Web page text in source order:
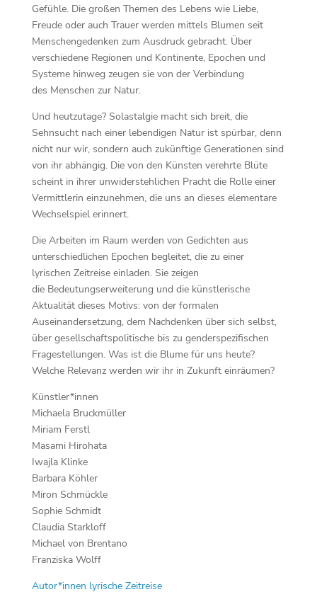
Gefühle. Die großen Themen des Lebens wie Liebe,
Freude oder auch Trauer werden mittels Blumen seit
Menschengedenken zum Ausdruck gebracht. Über
verschiedene Regionen und Kontinente, Epochen und
Systeme hinweg zeugen sie von der Verbindung
des Menschen zur Natur.
Und heutzutage? Solastalgie macht sich breit, die
Sehnsucht nach einer lebendigen Natur ist spürbar, denn
nicht nur wir, sondern auch zukünftige Generationen sind
von ihr abhängig. Die von den Künsten verehrte Blüte
scheint in ihrer unwiderstehlichen Pracht die Rolle einer
Vermittlerin einzunehmen, die uns an dieses elementare
Wechselspiel erinnert.
Die Arbeiten im Raum werden von Gedichten aus
unterschiedlichen Epochen begleitet, die zu einer
lyrischen Zeitreise einladen. Sie zeigen
die Bedeutungserweiterung und die künstlerische
Aktualität dieses Motivs: von der formalen
Auseinandersetzung, dem Nachdenken über sich selbst,
über gesellschaftspolitische bis zu genderspezifischen
Fragestellungen. Was ist die Blume für uns heute?
Welche Relevanz werden wir ihr in Zukunft einräumen?
Künstler*innen
Michaela Bruckmüller
Miriam Ferstl
Masami Hirohata
Iwajla Klinke
Barbara Köhler
Miron Schmückle
Sophie Schmidt
Claudia Starkloff
Michael von Brentano
Franziska Wolff
Autor*innen lyrische Zeitreise